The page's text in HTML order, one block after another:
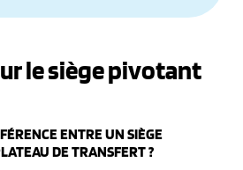
le siège pivotant
ENTRE UN SIÈGE
DE TRANSFERT ?